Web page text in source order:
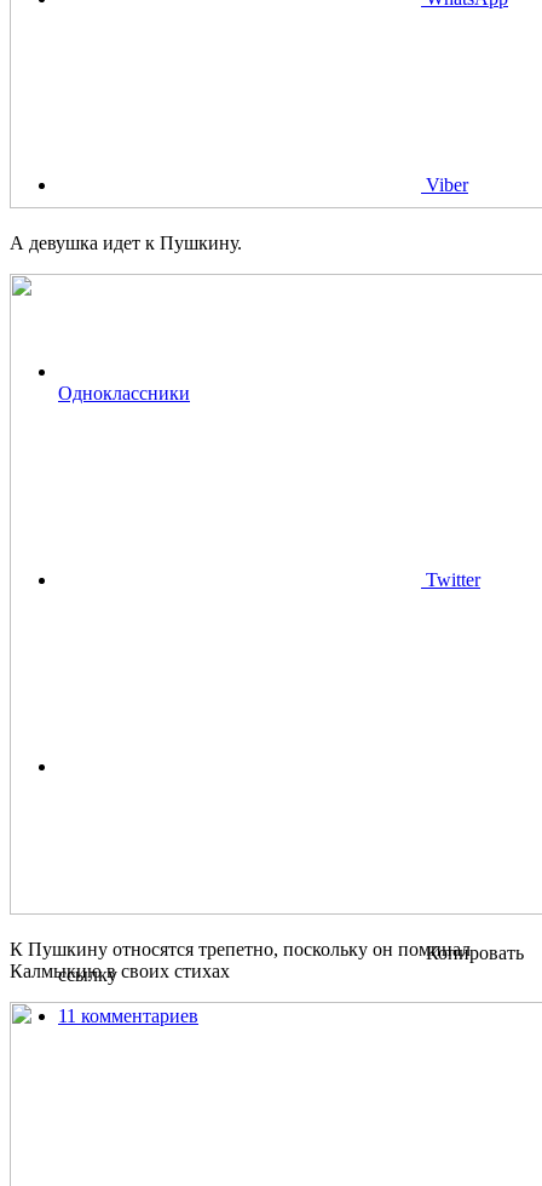
А девушка идет к Пушкину.
К Пушкину относятся трепетно, поскольку он поминал
Калмыкию в своих стихах
Viber
Одноклассники
Twitter
Копировать
ссылку
11 комментариев